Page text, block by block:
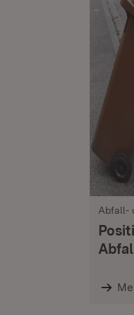
Abfall-